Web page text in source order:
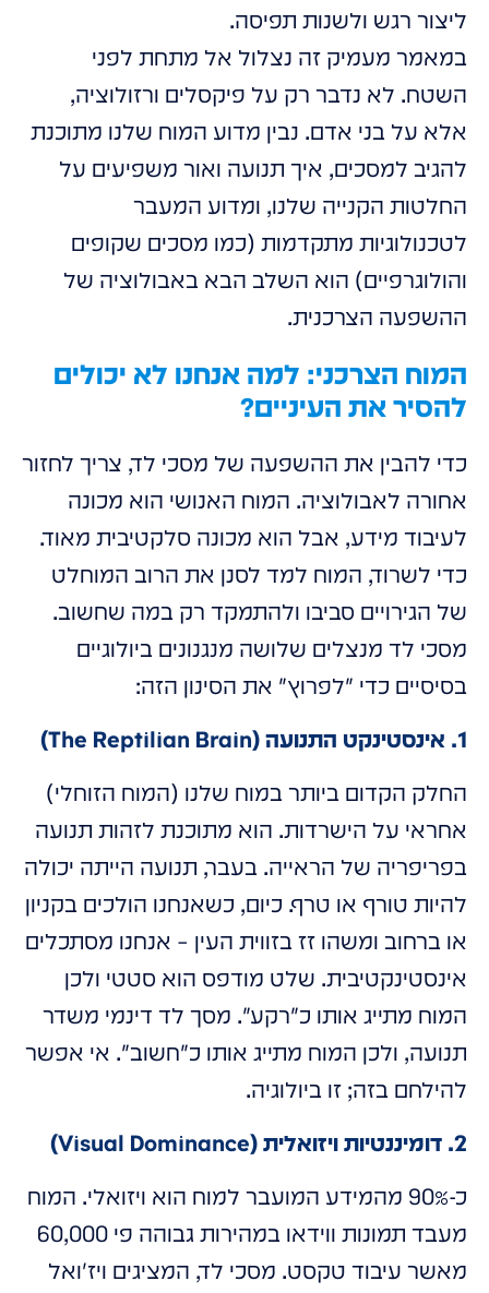
ליצור רגש ולשנות תפיסה.
במאמר מעמיק זה נצלול אל מתחת לפני
השטח. לא נדבר רק על פיקסלים ורזולוציה,
אלא על בני אדם. נבין מדוע המוח שלנו מתוכנת
להגיב למסכים, איך תנועה ואור משפיעים על
החלטות הקנייה שלנו, ומדוע המעבר
לטכנולוגיות מתקדמות (כמו מסכים שקופים
והולוגרפיים) הוא השלב הבא באבולוציה של
ההשפעה הצרכנית.
המוח הצרכני: למה אנחנו לא יכולים
להסיר את העיניים?
כדי להבין את ההשפעה של מסכי לד, צריך לחזור
אחורה לאבולוציה. המוח האנושי הוא מכונה
לעיבוד מידע, אבל הוא מכונה סלקטיבית מאוד.
כדי לשרוד, המוח למד לסנן את הרוב המוחלט
של הגירויים סביבו ולהתמקד רק במה שחשוב.
מסכי לד מנצלים שלושה מנגנונים ביולוגיים
בסיסיים כדי "לפרוץ" את הסינון הזה:
1. אינסטינקט התנועה (The Reptilian Brain)
החלק הקדום ביותר במוח שלנו (המוח הזוחלי)
אחראי על הישרדות. הוא מתוכנת לזהות תנועה
בפריפריה של הראייה. בעבר, תנועה הייתה יכולה
להיות טורף או טרף. כיום, כשאנחנו הולכים בקניון
או ברחוב ומשהו זז בזווית העין – אנחנו מסתכלים
אינסטינקטיבית. שלט מודפס הוא סטטי ולכן
המוח מתייג אותו כ"רקע". מסך לד דינמי משדר
תנועה, ולכן המוח מתייג אותו כ"חשוב". אי אפשר
להילחם בזה; זו ביולוגיה.
2. דומיננטיות ויזואלית (Visual Dominance)
כ-90% מהמידע המועבר למוח הוא ויזואלי. המוח
מעבד תמונות ווידאו במהירות גבוהה פי 60,000
מאשר עיבוד טקסט. מסכי לד, המציגים ויז'ואל